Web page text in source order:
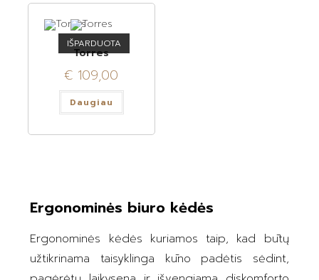
IŠPARDUOTA
Torres
€ 109,00
Daugiau
Ergonominės biuro kėdės
Ergonominės kėdės kuriamos taip, kad būtų
užtikrinama taisyklinga kūno padėtis sėdint,